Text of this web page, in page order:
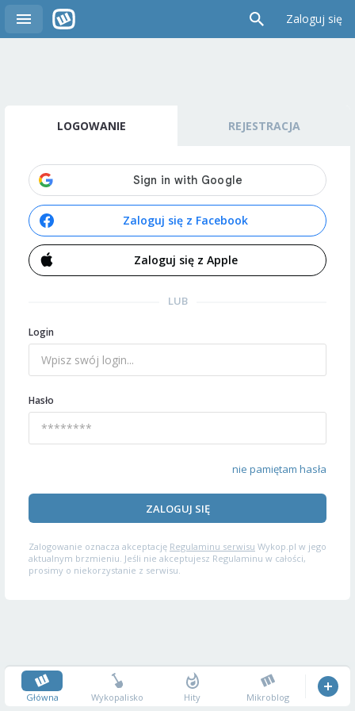
Zaloguj się
LOGOWANIE REJESTRACJA
Zaloguj się z Facebook
Zaloguj się z Apple
LUB
Login
Hasło
nie pamiętam hasła
ZALOGUJ SIĘ
Zalogowanie oznacza akceptację Regulaminu serwisu Wykop.pl w jego
aktualnym brzmieniu. Jeśli nie akceptujesz Regulaminu w całości,
prosimy o niekorzystanie z serwisu.
Główna Wykopalisko Hity Mikroblog